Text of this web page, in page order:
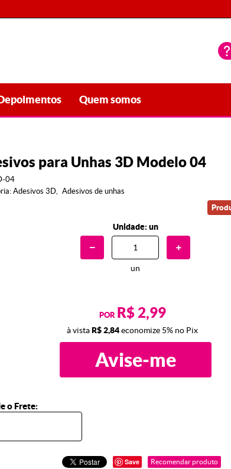
Quem somos
para Unhas 3D Modelo 04
04
Adesivos 3D
Adesivos de unhas
Unidade: un
un
POR R$ 2,99
à vistaR$ 2,84economize 5% no Pix
Avise-me
o Frete:
Save Recomendar produto